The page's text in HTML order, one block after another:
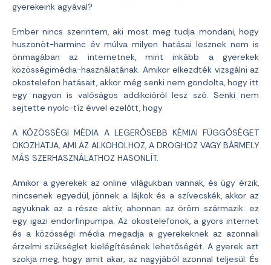
gyerekeink agyával?
Ember nincs szerintem, aki most meg tudja mondani, hogy
huszonöt-harminc év múlva milyen hatásai lesznek nem is
önmagában az internetnek, mint inkább a gyerekek
közösségimédia-használatának. Amikor elkezdték vizsgálni az
okostelefon hatásait, akkor még senki nem gondolta, hogy itt
egy nagyon is valóságos addikcióról lesz szó. Senki nem
sejtette nyolc-tíz évvel ezelőtt, hogy
A KÖZÖSSÉGI MÉDIA A LEGERŐSEBB KÉMIAI FÜGGŐSÉGET
OKOZHATJA, AMI AZ ALKOHOLHOZ, A DROGHOZ VAGY BÁRMELY
MÁS SZERHASZNÁLATHOZ HASONLÍT.
Amikor a gyerekek az online világukban vannak, és úgy érzik,
nincsenek egyedül, jönnek a lájkok és a szívecskék, akkor az
agyuknak az a része aktív, ahonnan az öröm származik: ez
egy igazi endorfinpumpa. Az okostelefonok, a gyors internet
és a közösségi média megadja a gyerekeknek az azonnali
érzelmi szükséglet kielégítésének lehetőségét. A gyerek azt
szokja meg, hogy amit akar, az nagyjából azonnal teljesül. És